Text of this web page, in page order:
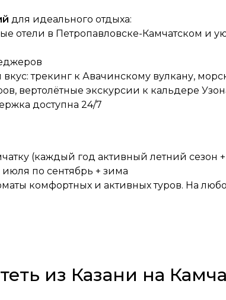
для идеального отдыха:
отели в Петропавловске-Камчатском и
трекинг к Авачинскому вулкану,
вертолётные экскурсии к кальдере
доступна 24/7
(каждый год активный летний сезон
по сентябрь + зима
комфортных и активных туров. На
из Казани на